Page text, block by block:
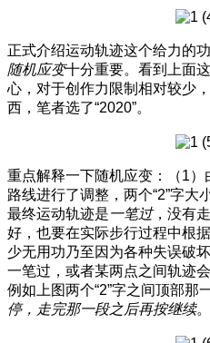
正式介绍运动轨迹这个给力的功
随机应变十分重要。看到上面
心，对于创作力限制相对较少
西，笔者选了“2020”。
重点解释一下随机应变：（1
路线进行了调整，两个“2”字
最终运动轨迹是一笔过，没有
好，也要在实际步行过程中根
少无用功乃至因为各种失误破
一笔过，或者某两点之间轨迹
例如上图两个“2”字之间顶部那
停，走完那一段之后再按继续。